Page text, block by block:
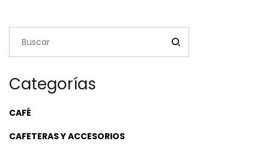
Categorías
CAFÉ
CAFETERAS Y ACCESORIOS